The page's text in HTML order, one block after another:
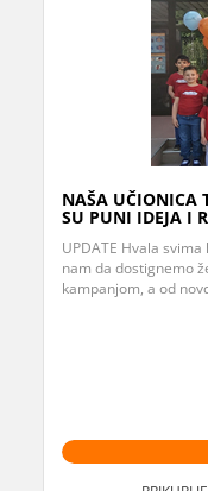
NAŠA UČIONICA
SU PUNI IDEJA I
UPDATE Hvala
nam da dostignemo
kampanjom, a od